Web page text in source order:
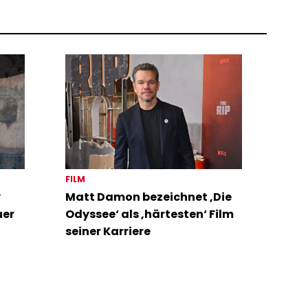
FILM
Matt Damon bezeichnet ‚Die
Odyssee‘ als ‚härtesten‘ Film
seiner Karriere